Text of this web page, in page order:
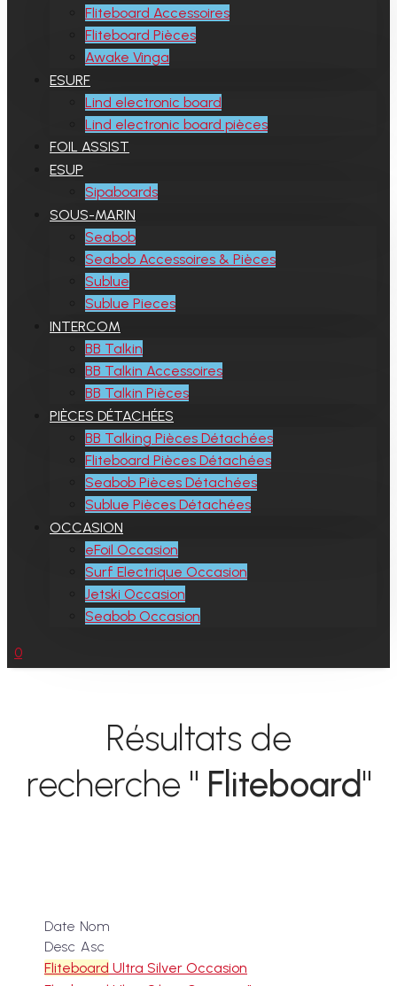
Fliteboard Accessoires
Fliteboard Pièces
Awake Vinga
ESURF
Lind electronic board
Lind electronic board pièces
FOIL ASSIST
ESUP
Sipaboards
SOUS-MARIN
Seabob
Seabob Accessoires & Pièces
Sublue
Sublue Pieces
INTERCOM
BB Talkin
BB Talkin Accessoires
BB Talkin Pièces
PIÈCES DÉTACHÉES
BB Talking Pièces Détachées
Fliteboard Pièces Détachées
Seabob Pièces Détachées
Sublue Pièces Détachées
OCCASION
eFoil Occasion
Surf Electrique Occasion
Jetski Occasion
Seabob Occasion
0
Résultats de
recherche " Fliteboard"
Date Nom
Desc Asc
Fliteboard Ultra Silver Occasion